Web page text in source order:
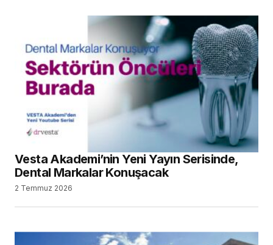
Vesta Akademi’nin Yeni Yayın Serisinde,
Dental Markalar Konuşacak
2 Temmuz 2026